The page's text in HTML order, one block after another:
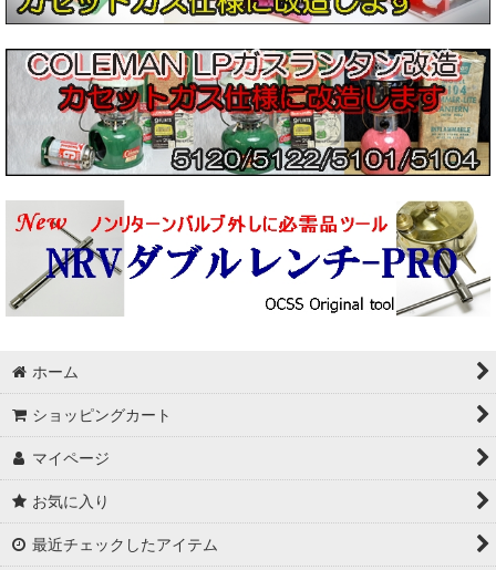
ホーム
ショッピングカート
マイページ
お気に入り
最近チェックしたアイテム